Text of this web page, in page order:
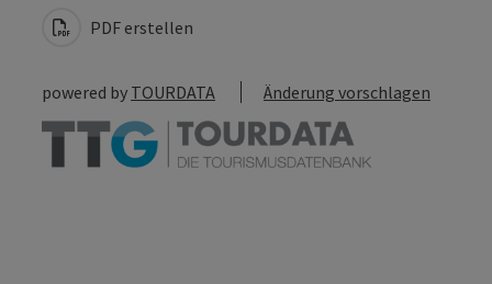
PDF erstellen
powered by TOURDATA Änderung vorschlagen